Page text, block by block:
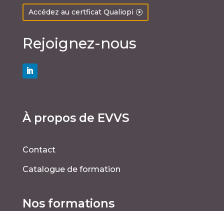
Accédez au certficat Qualiopi
Rejoignez-nous
À propos de EVVS
Contact
Catalogue de formation
Nos formations